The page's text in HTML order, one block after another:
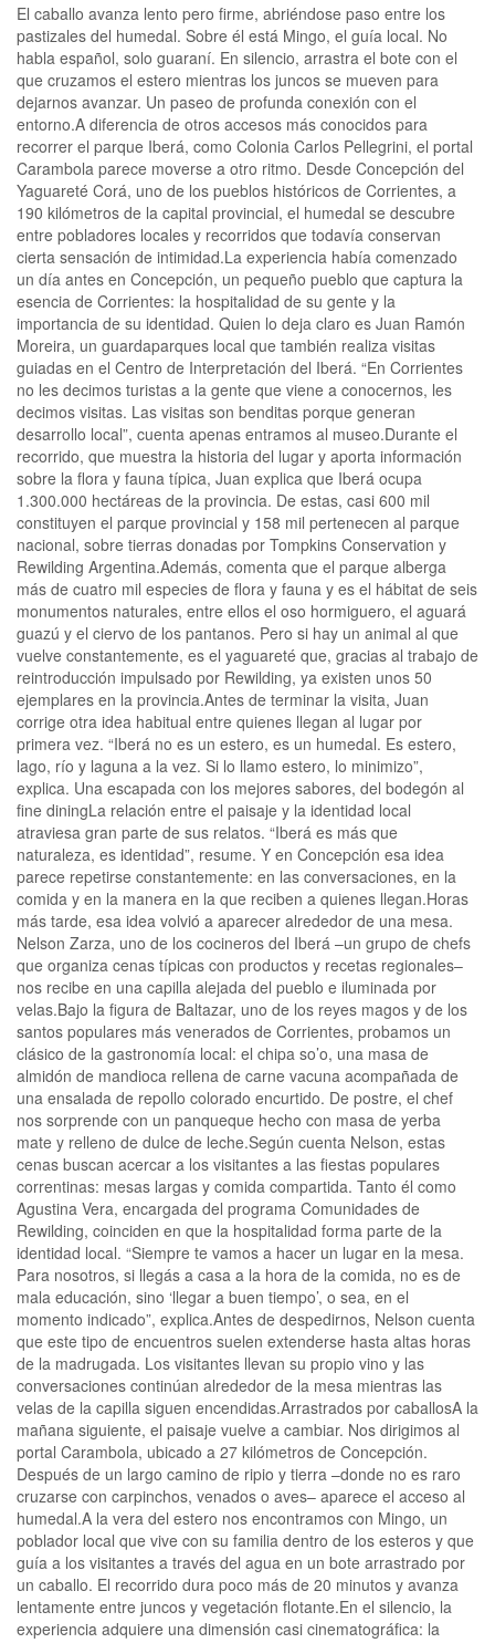
El caballo avanza lento pero firme, abriéndose paso entre los
pastizales del humedal. Sobre él está Mingo, el guía local. No
habla español, solo guaraní. En silencio, arrastra el bote con el
que cruzamos el estero mientras los juncos se mueven para
dejarnos avanzar. Un paseo de profunda conexión con el
entorno.A diferencia de otros accesos más conocidos para
recorrer el parque Iberá, como Colonia Carlos Pellegrini, el portal
Carambola parece moverse a otro ritmo. Desde Concepción del
Yaguareté Corá, uno de los pueblos históricos de Corrientes, a
190 kilómetros de la capital provincial, el humedal se descubre
entre pobladores locales y recorridos que todavía conservan
cierta sensación de intimidad.La experiencia había comenzado
un día antes en Concepción, un pequeño pueblo que captura la
esencia de Corrientes: la hospitalidad de su gente y la
importancia de su identidad. Quien lo deja claro es Juan Ramón
Moreira, un guardaparques local que también realiza visitas
guiadas en el Centro de Interpretación del Iberá. “En Corrientes
no les decimos turistas a la gente que viene a conocernos, les
decimos visitas. Las visitas son benditas porque generan
desarrollo local”, cuenta apenas entramos al museo.Durante el
recorrido, que muestra la historia del lugar y aporta información
sobre la flora y fauna típica, Juan explica que Iberá ocupa
1.300.000 hectáreas de la provincia. De estas, casi 600 mil
constituyen el parque provincial y 158 mil pertenecen al parque
nacional, sobre tierras donadas por Tompkins Conservation y
Rewilding Argentina.Además, comenta que el parque alberga
más de cuatro mil especies de flora y fauna y es el hábitat de seis
monumentos naturales, entre ellos el oso hormiguero, el aguará
guazú y el ciervo de los pantanos. Pero si hay un animal al que
vuelve constantemente, es el yaguareté que, gracias al trabajo de
reintroducción impulsado por Rewilding, ya existen unos 50
ejemplares en la provincia.Antes de terminar la visita, Juan
corrige otra idea habitual entre quienes llegan al lugar por
primera vez. “Iberá no es un estero, es un humedal. Es estero,
lago, río y laguna a la vez. Si lo llamo estero, lo minimizo”,
explica. Una escapada con los mejores sabores, del bodegón al
fine diningLa relación entre el paisaje y la identidad local
atraviesa gran parte de sus relatos. “Iberá es más que
naturaleza, es identidad”, resume. Y en Concepción esa idea
parece repetirse constantemente: en las conversaciones, en la
comida y en la manera en la que reciben a quienes llegan.Horas
más tarde, esa idea volvió a aparecer alrededor de una mesa.
Nelson Zarza, uno de los cocineros del Iberá –un grupo de chefs
que organiza cenas típicas con productos y recetas regionales–
nos recibe en una capilla alejada del pueblo e iluminada por
velas.Bajo la figura de Baltazar, uno de los reyes magos y de los
santos populares más venerados de Corrientes, probamos un
clásico de la gastronomía local: el chipa so’o, una masa de
almidón de mandioca rellena de carne vacuna acompañada de
una ensalada de repollo colorado encurtido. De postre, el chef
nos sorprende con un panqueque hecho con masa de yerba
mate y relleno de dulce de leche.Según cuenta Nelson, estas
cenas buscan acercar a los visitantes a las fiestas populares
correntinas: mesas largas y comida compartida. Tanto él como
Agustina Vera, encargada del programa Comunidades de
Rewilding, coinciden en que la hospitalidad forma parte de la
identidad local. “Siempre te vamos a hacer un lugar en la mesa.
Para nosotros, si llegás a casa a la hora de la comida, no es de
mala educación, sino ‘llegar a buen tiempo’, o sea, en el
momento indicado”, explica.Antes de despedirnos, Nelson cuenta
que este tipo de encuentros suelen extenderse hasta altas horas
de la madrugada. Los visitantes llevan su propio vino y las
conversaciones continúan alrededor de la mesa mientras las
velas de la capilla siguen encendidas.Arrastrados por caballosA la
mañana siguiente, el paisaje vuelve a cambiar. Nos dirigimos al
portal Carambola, ubicado a 27 kilómetros de Concepción.
Después de un largo camino de ripio y tierra –donde no es raro
cruzarse con carpinchos, venados o aves– aparece el acceso al
humedal.A la vera del estero nos encontramos con Mingo, un
poblador local que vive con su familia dentro de los esteros y que
guía a los visitantes a través del agua en un bote arrastrado por
un caballo. El recorrido dura poco más de 20 minutos y avanza
lentamente entre juncos y vegetación flotante.En el silencio, la
experiencia adquiere una dimensión casi cinematográfica: la